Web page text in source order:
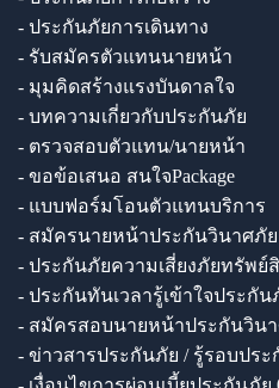
- ประกันภัยการเดินทาง
- รับสมัครตัวแทนนายหน้า
- มุมคิดสร้างแรงบันดาลใจ
- บทความเกี่ยวกับประกันภัย
- ตรวจสอบตัวแทน/นายหน้า
- ขอข้อเสนอ สนใจPackage
- แบบฟอร์มโอนตัวแทนบริการ
- สมัครนายหน้าประกันวินาศภัย
- ประกันภัยความเสี่ยงภัยทรัพย์
- ประกันทันเวลารู้เข้าใจประกัน
- สมัครสอบนายหน้าประกันวิน
- ข่าวสารประกันภัย / รู้รอบประ